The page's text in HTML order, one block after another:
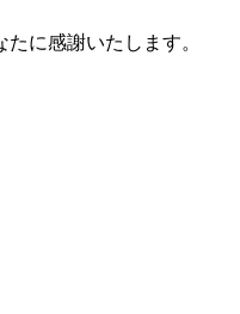
に感謝いたします。